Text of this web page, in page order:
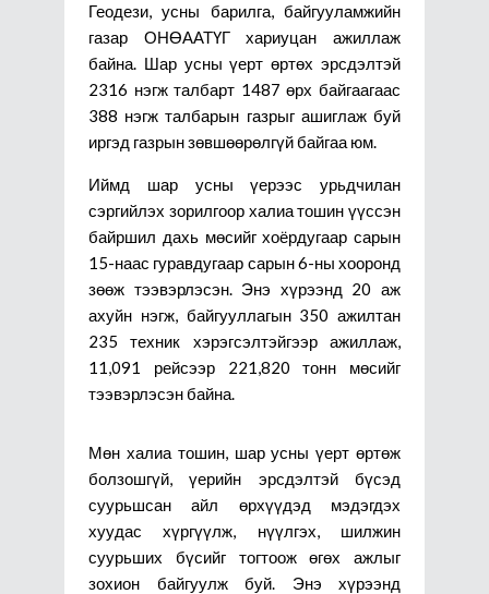
Геодези, усны барилга, байгууламжийн
газар ОНӨААТҮГ хариуцан ажиллаж
байна. Шар усны үерт өртөх эрсдэлтэй
2316 нэгж талбарт 1487 өрх байгаагаас
388 нэгж талбарын газрыг ашиглаж буй
иргэд газрын зөвшөөрөлгүй байгаа юм.
Иймд шар усны үерээс урьдчилан
сэргийлэх зорилгоор халиа тошин үүссэн
байршил дахь мөсийг хоёрдугаар сарын
15-наас гуравдугаар сарын 6-ны хооронд
зөөж тээвэрлэсэн. Энэ хүрээнд 20 аж
ахуйн нэгж, байгууллагын 350 ажилтан
235 техник хэрэгсэлтэйгээр ажиллаж,
11,091 рейсээр 221,820 тонн мөсийг
тээвэрлэсэн байна.
Мөн халиа тошин, шар усны үерт өртөж
болзошгүй, үерийн эрсдэлтэй бүсэд
суурьшсан айл өрхүүдэд мэдэгдэх
хуудас хүргүүлж, нүүлгэх, шилжин
суурьших бүсийг тогтоож өгөх ажлыг
зохион байгуулж буй. Энэ хүрээнд